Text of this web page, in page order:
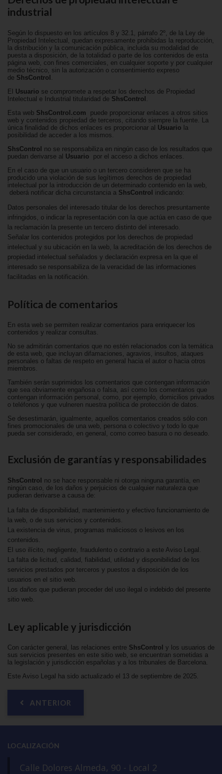
industrial
Según lo dispuesto en los artículos 8 y 32.1, párrafo 2º, de la Ley de
Propiedad Intelectual, quedan expresamente prohibidas la reproducción,
la distribución y la comunicación pública, incluida su modalidad de
puesta a disposición, de la totalidad o parte de los contenidos de esta
página web, con fines comerciales, en cualquier soporte y por cualquier
medio técnico, sin la autorización o consentimiento expreso
de ShsControl
El Usuario se compromete a respetar los derechos de Propiedad
Intelectual e Industrial titularidad de ShsControl
Esta web ShsControl.com puede proporcionar enlaces a otros sitios
web y contenidos propiedad de terceros, citando siempre la fuente. La
única finalidad de dichos enlaces es proporcionar al Usuario la
posibilidad de acceder a los mismos.
ShsControl no se responsabiliza en ningún caso de los resultados que
puedan derivarse al Usuario por el acceso a dichos enlaces.
En el caso de que un usuario o un tercero consideren que se ha
producido una violación de sus legítimos derechos de propiedad
intelectual por la introducción de un determinado contenido en la web,
deberá notificar dicha circunstancia a ShsControl indicando:
Datos personales del interesado titular de los derechos presuntamente
infringidos, o indicar la representación con la que actúa en caso de que
la reclamación la presente un tercero distinto del interesado.
Señalar los contenidos protegidos por los derechos de propiedad
intelectual y su ubicación en la web, la acreditación de los derechos de
propiedad intelectual señalados y declaración expresa en la que el
interesado se responsabiliza de la veracidad de las informaciones
facilitadas en la notificación.
Política de comentarios
En esta web se permiten realizar comentarios para enriquecer los
contenidos y realizar consultas.
No se admitirán comentarios que no estén relacionados con la temática
de esta web, que incluyan difamaciones, agravios, insultos, ataques
personales o faltas de respeto en general hacia el autor o hacia otros
miembros.
También serán suprimidos los comentarios que contengan información
que sea obviamente engañosa o falsa, así como los comentarios que
contengan información personal, como, por ejemplo, domicilios privados
o teléfonos y que vulneren nuestra política de protección de datos.
Se desestimarán, igualmente, aquellos comentarios creados sólo con
fines promocionales de una web, persona o colectivo y todo lo que
pueda ser considerado, en general, como correo basura o no deseado.
Exclusión de garantías y responsabilidades
ShsControl no se hace responsable ni otorga ninguna garantía, en
ningún caso, de los daños y perjuicios de cualquier naturaleza que
pudieran derivarse a causa de:
La falta de disponibilidad, mantenimiento y efectivo funcionamiento de
la web, o de sus servicios y contenidos.
La existencia de virus, programas maliciosos o lesivos en los
contenidos.
El uso ilícito, negligente, fraudulento o contrario a este Aviso Legal.
La falta de licitud, calidad, fiabilidad, utilidad y disponibilidad de los
servicios prestados por terceros y puestos a disposición de los
usuarios en el sitio web.
Los daños que pudieran proceder del uso ilegal o indebido del presente
sitio web.
Ley aplicable y jurisdicción
Con carácter general, las relaciones entre ShsControl y los usuarios de
sus servicios presentes en este sitio web, se encuentran sometidas a
la legislación y jurisdicción españolas y a los tribunales de Barcelona.
Este Aviso Legal ha sido actualizado el 13 de septiembre de 2025.
ANTERIOR
LOCALIZACIÓN
Calle Dolores Almeda, 90 - Local 2